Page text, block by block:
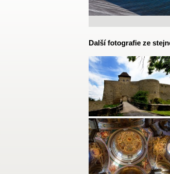
Další fotografie ze